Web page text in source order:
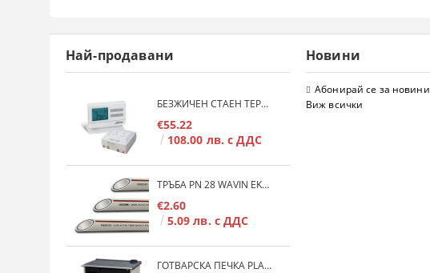
Най-продавани
БЕЗЖИЧЕН СТАЕН ТЕРМОСТАТ COMPUTHERM Q7RF
€55.22
108.00 лв. с ДДС
ТРЪБА PN 28 WAVIN EKOPLASTIK FIBER BASALT PLUS - 3М/БР.
€2.60
5.09 лв. с ДДС
ГОТВАРСКА ПЕЧКА PLAMEN 850 GLAS 11KW
Новини
Абонирай се за новини
Виж всички